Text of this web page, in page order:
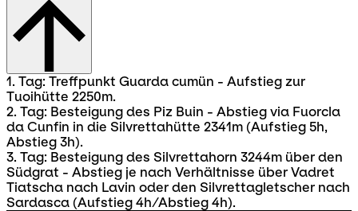
1. Tag: Treffpunkt Guarda cumün - Aufstieg zur
Tuoihütte 2250m.
2. Tag: Besteigung des Piz Buin - Abstieg via Fuorcla
da Cunfin in die Silvrettahütte 2341m (Aufstieg 5h,
Abstieg 3h).
3. Tag: Besteigung des Silvrettahorn 3244m über den
Südgrat - Abstieg je nach Verhältnisse über Vadret
Tiatscha nach Lavin oder den Silvrettagletscher nach
Sardasca (Aufstieg 4h/Abstieg 4h).